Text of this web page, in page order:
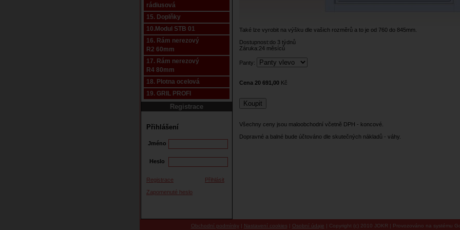
rádiusová
15. Doplňky
10.Modul STB 01
16. Rám nerezový
R2 60mm
17. Rám nerezový
R4 80mm
18. Plotna ocelová
19. GRIL PROFI
Registrace
Přihlášení
Jméno
Heslo
Registrace
Přihlásit
Zapomenuté heslo
Také lze vyrobit na výšku dle vašich rozměrů a to je od 760 do 845mm.
Dostupnost:do 3 týdnů
Záruka:24 měsíců
Panty:
Cena 20 691,00 Kč
Všechny ceny jsou maloobchodní včetně DPH - koncové.
Dopravné a balné bude účtováno dle skutečných nákladů - váhy.
Obchodní podmínky| Nastavení cookies | Osobní údaje | Copyright (c) 2010 JOKR | Provozováno na systému